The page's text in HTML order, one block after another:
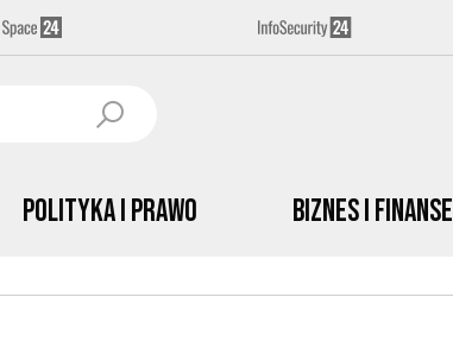
Polityka i prawo Biznes i Finanse